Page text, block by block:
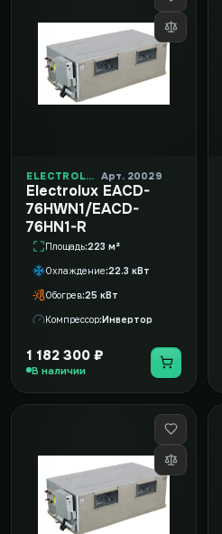
ELECTROLUX Арт. 20029
Electrolux EACD-
76HWN1/EACD-
76HN1-R
Площадь 223 м²
Охлаждение 22.3 кВт
Обогрев 25 кВт
Компрессор Инвертор
1 182 300 ₽
В наличии